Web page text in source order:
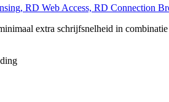
RD Web Access, RD Connection
extra schrijfsnelheid in